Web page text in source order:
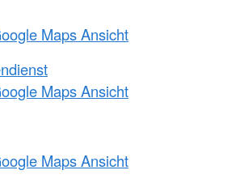
Maps Ansicht
Maps Ansicht
Maps Ansicht